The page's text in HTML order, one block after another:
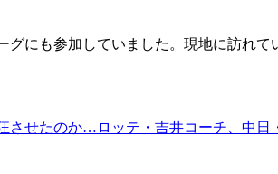
にも参加していました。現地に訪れ
させたのか…ロッテ・吉井コーチ、中日